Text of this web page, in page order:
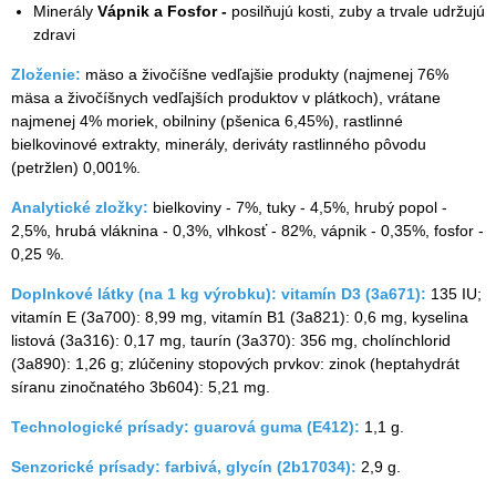
Minerály Vápnik a Fosfor - posilňujú kosti, zuby a trvale udržujú
zdravi
Zloženie: mäso a živočíšne vedľajšie produkty (najmenej 76%
mäsa a živočíšnych vedľajších produktov v plátkoch), vrátane
najmenej 4% moriek, obilniny (pšenica 6,45%), rastlinné
bielkovinové extrakty, minerály, deriváty rastlinného pôvodu
(petržlen) 0,001%.
Analytické zložky: bielkoviny - 7%, tuky - 4,5%, hrubý popol -
2,5%, hrubá vláknina - 0,3%, vlhkosť - 82%, vápnik - 0,35%, fosfor -
0,25 %.
Doplnkové látky (na 1 kg výrobku): vitamín D3 (3а671): 135 IU;
vitamín E (3а700): 8,99 mg, vitamín B1 (3а821): 0,6 mg, kyselina
listová (3а316): 0,17 mg, taurín (3а370): 356 mg, cholínchlorid
(3а890): 1,26 g; zlúčeniny stopových prvkov: zinok (heptahydrát
síranu zinočnatého 3b604): 5,21 mg.
Technologické prísady: guarová guma (E412): 1,1 g.
Senzorické prísady: farbivá, glycín (2b17034): 2,9 g.